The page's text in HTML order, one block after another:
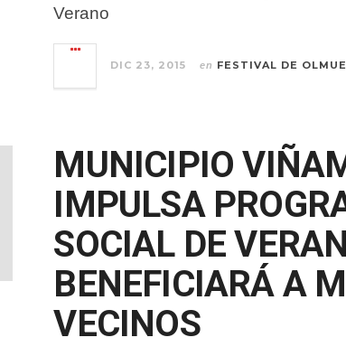
Verano
DIC 23, 2015 en FESTIVAL DE OLMUE
MUNICIPIO
IMPULSA
SOCIAL DE
BENEFICIARÁ A
VECINOS